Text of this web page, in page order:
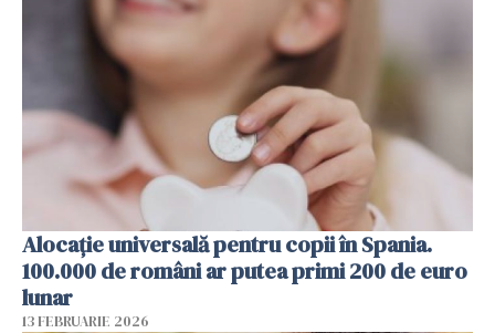
Alocație universală pentru copii în Spania.
100.000 de români ar putea primi 200 de euro
lunar
13 FEBRUARIE 2026